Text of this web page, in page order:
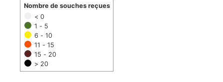
< 0
1 - 5
6 - 10
11 - 15
15 - 20
> 20
Nombre de souches reçues